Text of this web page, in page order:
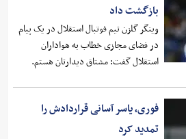
بازگشت داد
وینگر گلزن تیم فوتبال استقلال در یک پیام
در فضای مجازی خطاب به هواداران
استقلال گفت: مشتاق دیدارتان هستم.
فوری، یاسر آسانی قراردادش را
تمدید کرد